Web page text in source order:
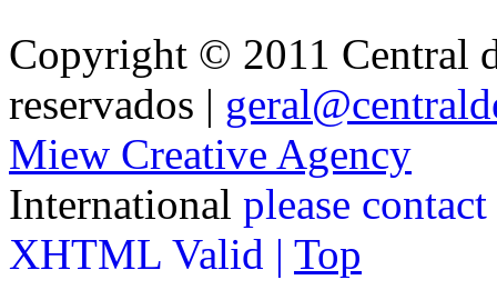
Copyright © 2011 Central
reservados |
Miew Creative Agency
International please
XHTML Valid | Top